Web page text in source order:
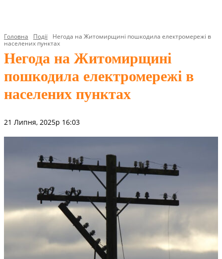
Головна Події
Негода на Житомирщині пошкодила електромережі в
населених пунктах
Негода на Житомирщині
пошкодила електромережі в
населених пунктах
21 Липня, 2025р 16:03